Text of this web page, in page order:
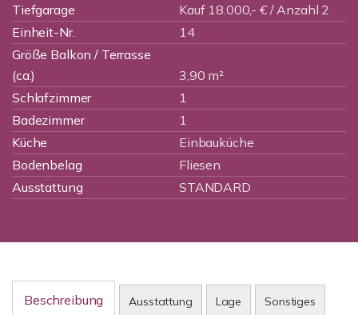
Tiefgarage
Kauf 18.000,- € / Anzahl 2
Einheit-Nr.
14
Größe Balkon / Terrasse
(ca.)
3,90 m²
Schlafzimmer
1
Badezimmer
1
Küche
Einbauküche
Bodenbelag
Fliesen
Ausstattung
STANDARD
Beschreibung Ausstattung Lage Sonstiges